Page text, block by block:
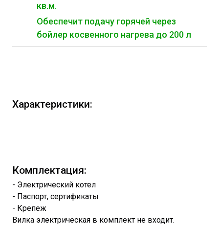
кв.м.
Обеспечит подачу горячей через
бойлер косвенного нагрева до 200 л
Характеристики:
Комплектация:
- Электрический котел
- Паспорт, сертификаты
- Крепеж
Вилка электрическая в комплект не входит.